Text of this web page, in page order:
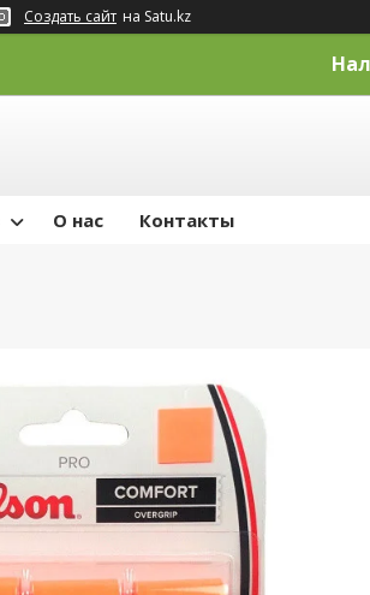
Создать сайт на Satu.kz
О нас Контакты